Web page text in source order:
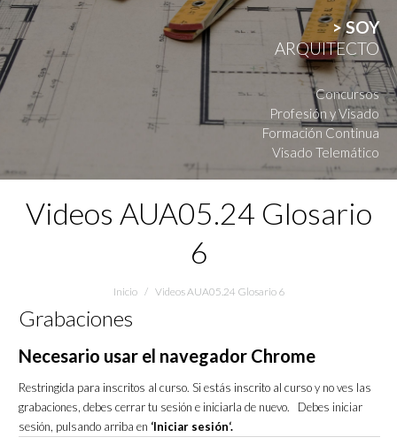
> SOY
ARQUITECTO
Concursos
Profesión y Visado
Formación Continua
Visado Telemático
Videos AUA05.24 Glosario
6
Estás aquí:
Inicio Videos AUA05.24 Glosario 6
Grabaciones
Necesario usar el navegador Chrome
Restringida para inscritos al curso. Si estás inscrito al curso y no ves las
grabaciones, debes cerrar tu sesión e iniciarla de nuevo. Debes iniciar
sesión, pulsando arriba en ‘Iniciar sesión‘.